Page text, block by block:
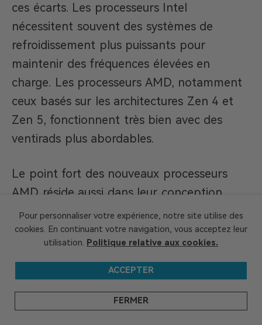
ces écarts. Les processeurs Intel
nécessitent souvent des systèmes de
refroidissement plus puissants pour
maintenir des fréquences élevées en
charge. Les processeurs AMD, notamment
ceux basés sur les architectures Zen 4 et
Zen 5, fonctionnent très bien avec des
ventirads plus abordables.
Le point fort des nouveaux processeurs
AMD réside aussi dans leur conception
thermique. Sur le 9800X3D, il y a plus
d’espace entre la puce cache et le substrat,
ce qui permet aux cœurs de se placer
directement sur l’IHS intégré. Ce
thermique et permet de maintenir des
Pour personnaliser votre expérience, notre site utilise des
cookies. En continuant votre navigation, vous acceptez leur
utilisation. Politique relative aux cookies.
ACCEPTER
FERMER